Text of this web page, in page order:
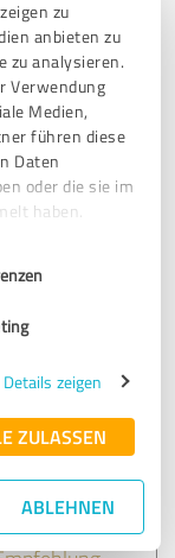
zu
anbieten zu
zu analysieren.
Verwendung
Medien,
führen diese
Daten
oder die sie im
haben.
Details zeigen
ZULASSEN
ABLEHNEN
hat mir sehr gut
vermittelt , dass
dem Tal der
auf einen